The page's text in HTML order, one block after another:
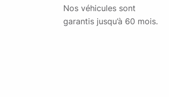
Nos véhicules sont
garantis jusqu’à 60 mois.